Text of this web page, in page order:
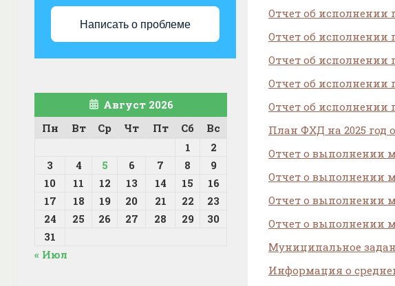
Отчет об исполнении
Отчет об исполнении
Отчет об исполнении
Отчет об исполнении
Отчет об исполнении
План ФХД на 2025 год
Отчет о выполнении
Отчет о выполнении
Отчет о выполнении
Отчет о выполнении
Муниципальное
Информация о
Написать о проблеме
Август 2026
Пн
Вт Ср Чт Пт Сб
Вс
1
2
3
4 5 6 7 8
9
10
11 12 13 14 15
16
17
18 19 20 21 22
23
24
25 26 27 28 29
30
31
« Июл